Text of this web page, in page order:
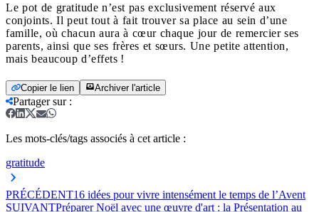
Le pot de gratitude n’est pas exclusivement réservé aux
conjoints. Il peut tout à fait trouver sa place au sein d’une
famille, où chacun aura à cœur chaque jour de remercier ses
parents, ainsi que ses frères et sœurs. Une petite attention,
mais beaucoup d’effets !
Copier le lien Archiver l'article
Partager sur:
Les mots-clés/tags associés à cet article :
gratitude
PRÉCÉDENT16 idées pour vivre intensément le temps de l’Avent
SUIVANTPréparer Noël avec une œuvre d'art : la Présentation au